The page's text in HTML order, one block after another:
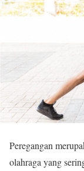
Peregangan
olahraga yang